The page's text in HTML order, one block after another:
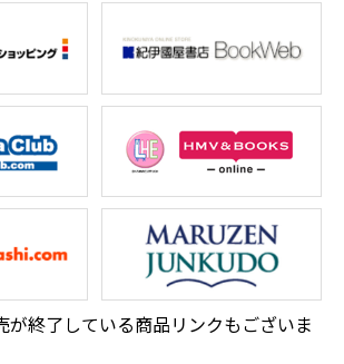
終了している商品リンクもございま